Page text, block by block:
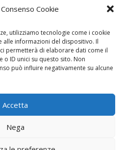
Cookie
utilizziamo tecnologie come i cookie
alle informazioni del dispositivo. Il
permetterà di elaborare dati come il
ID unici su questo sito. Non
può influire negativamente su alcune
Accetta
Nega
FP Design - Flavio Pellegrini